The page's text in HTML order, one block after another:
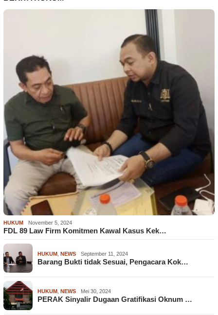
HUKUM November 5, 2024
FDL 89 Law Firm Komitmen Kawal Kasus Kek…
HUKUM NEWS September 11, 2024
Barang Bukti tidak Sesuai, Pengacara Kok…
HUKUM NEWS Mei 30, 2024
PERAK Sinyalir Dugaan Gratifikasi Oknum …